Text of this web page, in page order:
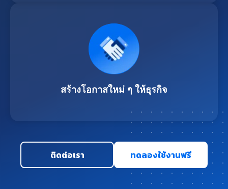
สร้างโอกาสใหม่ ๆ ให้ธุรกิจ
ติดต่อเรา ทดลองใช้งานฟรี